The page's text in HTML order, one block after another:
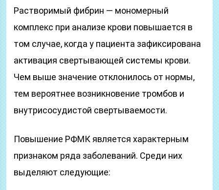
Растворимый фибрин — мономерный
комплекс при анализе крови повышается в
том случае, когда у пациента зафиксирована
активация свертывающей системы крови.
Чем выше значение отклонилось от нормы,
тем вероятнее возникновение тромбов и
внутрисосудистой свертываемости.
Повышение РФМК является характерным
признаком ряда заболеваний. Среди них
выделяют следующие: